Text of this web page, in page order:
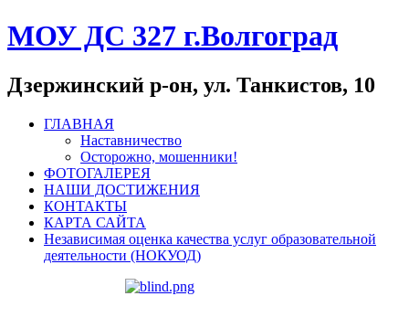
МОУ ДС 327 г.Волгоград
Дзержинский р-он, ул. Танкистов, 10
ГЛАВНАЯ
Наставничество
Осторожно, мошенники!
ФОТОГАЛЕРЕЯ
НАШИ ДОСТИЖЕНИЯ
КОНТАКТЫ
КАРТА САЙТА
Независимая оценка качества услуг образовательной
деятельности (НОКУОД)